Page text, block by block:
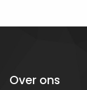
Over ons